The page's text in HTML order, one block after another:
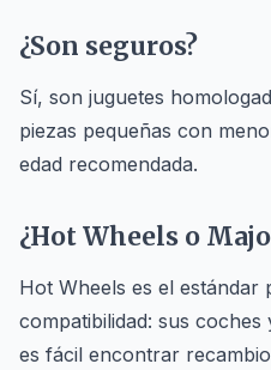
¿Son seguros?
Sí, son juguetes
piezas pequeñas con
edad recomendada.
¿Hot Wheels o
Hot Wheels es el estándar
compatibilidad: sus
es fácil encontrar